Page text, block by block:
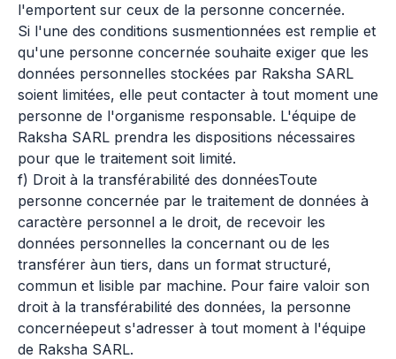
l'emportent sur ceux de la personne concernée.
Si l'une des conditions susmentionnées est remplie et
qu'une personne concernée souhaite exiger que les
données personnelles stockées par Raksha SARL
soient limitées, elle peut contacter à tout moment une
personne de l'organisme responsable. L'équipe de
Raksha SARL prendra les dispositions nécessaires
pour que le traitement soit limité.
f) Droit à la transférabilité des donnéesToute
personne concernée par le traitement de données à
caractère personnel a le droit, de recevoir les
données personnelles la concernant ou de les
transférer àun tiers, dans un format structuré,
commun et lisible par machine. Pour faire valoir son
droit à la transférabilité des données, la personne
concernéepeut s'adresser à tout moment à l'équipe
de Raksha SARL.